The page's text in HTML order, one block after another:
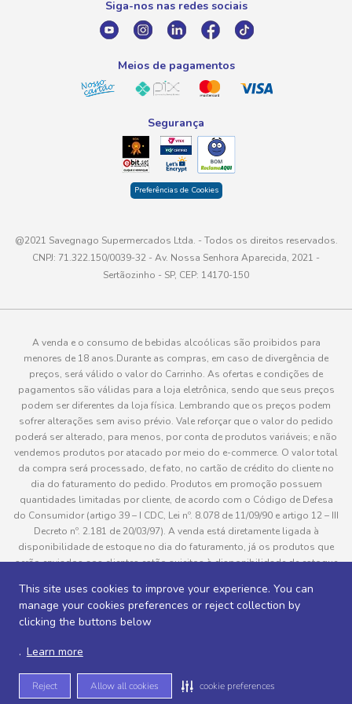
This site uses cookies to improve your experience. You can
manage your cookies preferences or reject collection by
clicking the buttons below
. Learn more
Reject Allow all cookies cookie preferences
atendimento@savegnago.com.br
Siga-nos nas redes sociais
Meios de pagamentos
Segurança
Preferências de Cookies
@2021 Savegnago Supermercados Ltda. - Todos os direitos reservados.
CNPJ: 71.322.150/0039-32 - Av. Nossa Senhora Aparecida, 2021 -
Sertãozinho - SP, CEP: 14170-150
A venda e o consumo de bebidas alcoólicas são proibidos para
menores de 18 anos.Durante as compras, em caso de divergência de
preços, será válido o valor do Carrinho. As ofertas e condições de
pagamentos são válidas para a loja eletrônica, sendo que seus preços
podem ser diferentes da loja física. Lembrando que os preços podem
sofrer alterações sem aviso prévio. Vale reforçar que o valor do pedido
poderá ser alterado, para menos, por conta de produtos variáveis; e não
vendemos produtos por atacado por meio do e-commerce. O valor total
da compra será processado, de fato, no cartão de crédito do cliente no
dia do faturamento do pedido. Produtos em promoção possuem
quantidades limitadas por cliente, de acordo com o Código de Defesa
do Consumidor (artigo 39 – I CDC, Lei nº. 8.078 de 11/09/90 e artigo 12 – III
Decreto nº. 2.181 de 20/03/97). A venda está diretamente ligada à
disponibilidade de estoque no dia do faturamento, já os produtos que
serão enviados aos clientes estão sujeitos à disponibilidade de estoque
pedido do cliente, este não será entregue e o valor do item não será
cobrado. As fotos dos produtos no site são ilustrativas, podendo haver
divergência com o produto real e todos os pedidos estão sujeitos à
Desenvolvido por